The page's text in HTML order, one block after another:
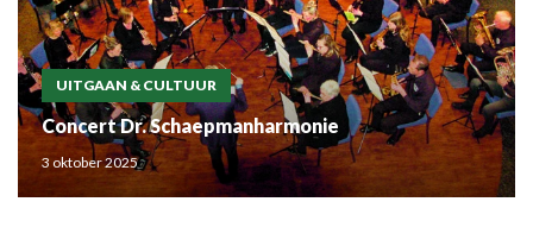
UITGAAN & CULTUUR
Concert Dr. Schaepmanharmonie
3 oktober 2025